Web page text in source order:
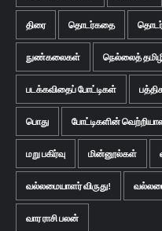
திரை தொடர்கதை
நுண்கலைகள் நெல்லைத்
படக்கவிதைப் போட்டிகள்
பொது போட்டிகளின்
மறு பகிர்வு மின்னூல்கள்
வல்லமையாளர் விருது!
வார ராசி பலன்